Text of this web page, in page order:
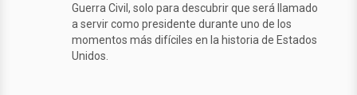
Guerra Civil, solo para descubrir que será llamado
a servir como presidente durante uno de los
momentos más difíciles en la historia de Estados
Unidos.